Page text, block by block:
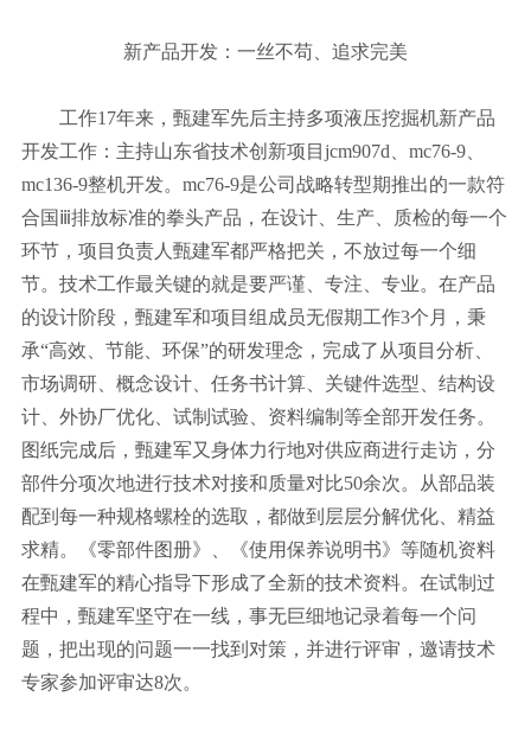
新产品开发：一丝不苟、追求完美
工作17年来，甄建军先后主持多项液压挖掘机新产品
开发工作：主持山东省技术创新项目jcm907d、mc76-9、
mc136-9整机开发。mc76-9是公司战略转型期推出的一款符
合国ⅲ排放标准的拳头产品，在设计、生产、质检的每一个
环节，项目负责人甄建军都严格把关，不放过每一个细
节。技术工作最关键的就是要严谨、专注、专业。在产品
的设计阶段，甄建军和项目组成员无假期工作3个月，秉
承“高效、节能、环保”的研发理念，完成了从项目分析、
市场调研、概念设计、任务书计算、关键件选型、结构设
计、外协厂优化、试制试验、资料编制等全部开发任务。
图纸完成后，甄建军又身体力行地对供应商进行走访，分
部件分项次地进行技术对接和质量对比50余次。从部品装
配到每一种规格螺栓的选取，都做到层层分解优化、精益
求精。《零部件图册》、《使用保养说明书》等随机资料
在甄建军的精心指导下形成了全新的技术资料。在试制过
程中，甄建军坚守在一线，事无巨细地记录着每一个问
题，把出现的问题一一找到对策，并进行评审，邀请技术
专家参加评审达8次。